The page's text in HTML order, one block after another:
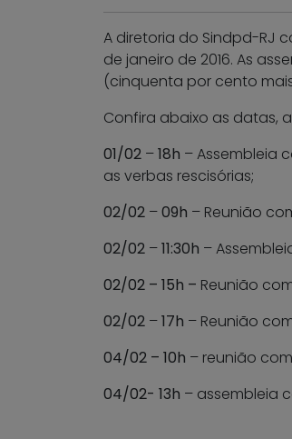
A diretoria do Sindpd-RJ
de janeiro de 2016. As
(cinquenta por cento
Confira abaixo as datas,
01/02 –18h – Assembleia
as verbas rescisórias;
02/02 –09h – Reunião
02/02 –11:30h –
02/02 – 15h – Reunião
02/02 –17h – Reunião
04/02 – 10h – reunião
04/02- 13h – assembleia